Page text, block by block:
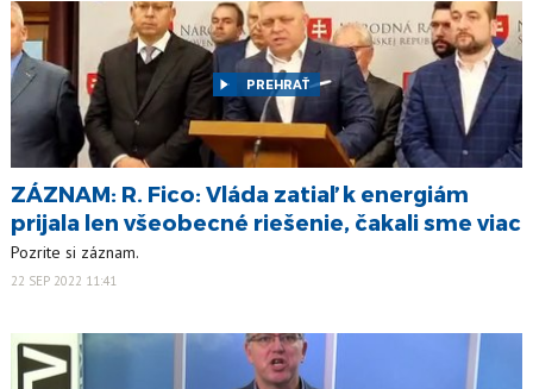
PREHRAŤ
ZÁZNAM: R. Fico: Vláda zatiaľ k energiám
prijala len všeobecné riešenie, čakali sme viac
Pozrite si záznam.
22 SEP 2022 11:41